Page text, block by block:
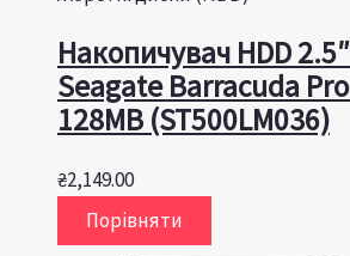
Накопичувач HDD
Seagate Barracuda
128MB (ST500LM036)
₴2,149.00
Порівняти